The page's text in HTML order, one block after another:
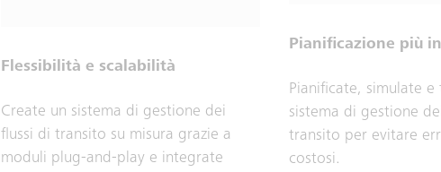
Flessibilità e scalabilità
Create un sistema di gestione dei
flussi di transito su misura grazie a
moduli plug-and-play e integrate
Pianificazione più
Pianificate, simulate
sistema di gestione
transito per evitare
costosi.